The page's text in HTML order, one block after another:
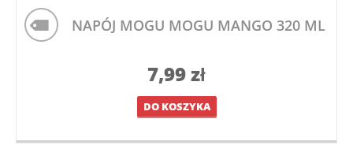
NAPÓJ MOGU MOGU MANGO 320 ML
7,99zł
DO KOSZYKA